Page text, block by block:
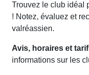
Trouvez le club idéal
! Notez, évaluez et
valréassien.
Avis, horaires et
informations sur les